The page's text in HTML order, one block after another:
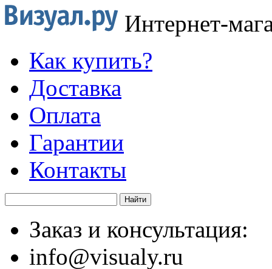
Интернет-
Как купить?
Доставка
Оплата
Гарантии
Контакты
Заказ и консультация:
info@visualy.ru